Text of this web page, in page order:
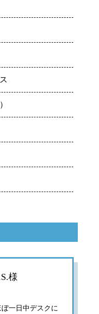
様
一日中デスクに